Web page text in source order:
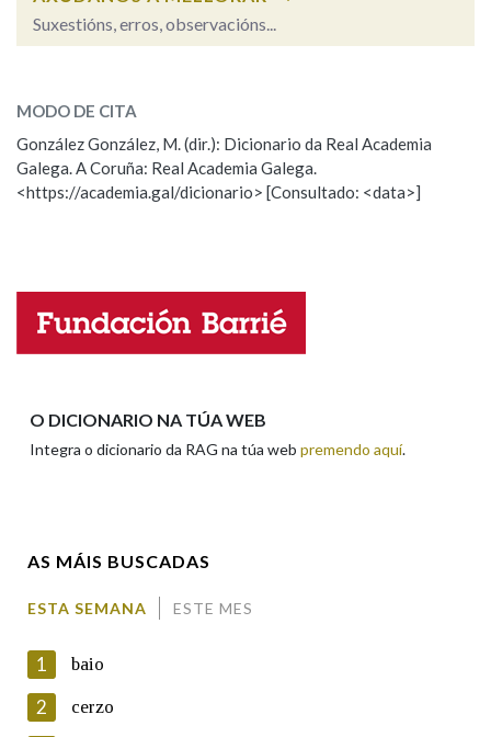
Nos exemplos
OUTRAS OPCIÓNS DE BUSCA
Pertence a
LIMPAR
Suxestións, erros, observacións...
ESCOLLE UNHA OPCIÓN:
Observación Hai un erro na palabra
Propoño mellorar a definición
Nome
MODO DE CITA
González González, M. (dir.): Dicionario da Real Academia
Galega. A Coruña: Real Academia Galega.
<https://academia.gal/dicionario> [Consultado: <data>]
O DICIONARIO NA TÚA WEB
Integra o dicionario da RAG na túa web premendo aquí.
AS MÁIS BUSCADAS
ESTA SEMANA ESTE MES
1 baio
2 cerzo